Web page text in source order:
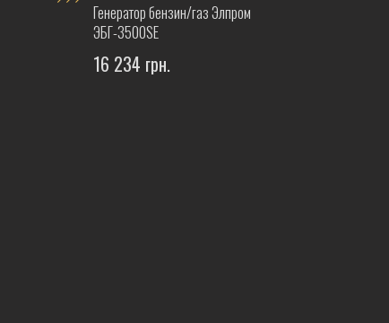
Генератор бензин/газ Элпром
ЭБГ-3500SЕ
16 234 грн.